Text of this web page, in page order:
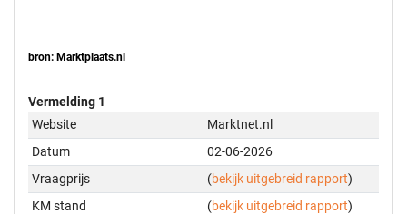
bron: Marktplaats.nl
Vermelding 1
Website
Marktnet.nl
Datum
02-06-2026
Vraagprijs
(bekijk uitgebreid rapport)
KM stand
(bekijk uitgebreid rapport)